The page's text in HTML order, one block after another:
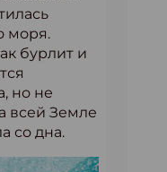
моря.
бурлит и
но не
всей Земле
со дна.